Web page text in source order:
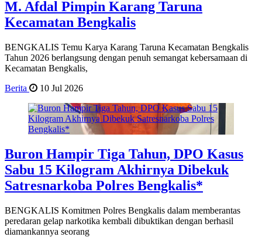
M. Afdal Pimpin Karang Taruna
Kecamatan Bengkalis
BENGKALIS Temu Karya Karang Taruna Kecamatan Bengkalis
Tahun 2026 berlangsung dengan penuh semangat kebersamaan di
Kecamatan Bengkalis,
Berita
10 Jul 2026
Buron Hampir Tiga Tahun, DPO Kasus
Sabu 15 Kilogram Akhirnya Dibekuk
Satresnarkoba Polres Bengkalis*
BENGKALIS Komitmen Polres Bengkalis dalam memberantas
peredaran gelap narkotika kembali dibuktikan dengan berhasil
diamankannya seorang